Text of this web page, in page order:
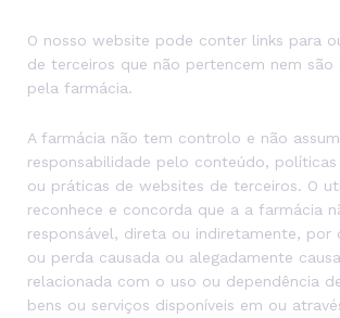
O nosso website pode conter links para
de terceiros que não pertencem nem são
pela farmácia.
A farmácia não tem controlo e não
responsabilidade pelo conteúdo,
ou práticas de websites de terceiros. O
reconhece e concorda que a a farmácia
responsável, direta ou indiretamente, por
ou perda causada ou alegadamente
relacionada com o uso ou dependência
bens ou serviços disponíveis em ou